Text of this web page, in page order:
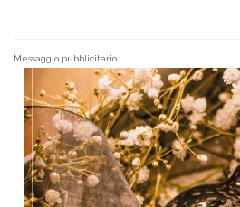
Messaggio pubblicitario